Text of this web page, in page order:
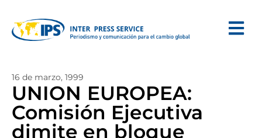
16 de marzo, 1999
UNION EUROPEA:
Comisión Ejecutiva
dimite en bloque